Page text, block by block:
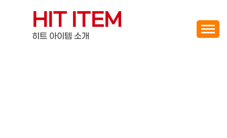
contentHIT ITEM
히트 아이템 소개